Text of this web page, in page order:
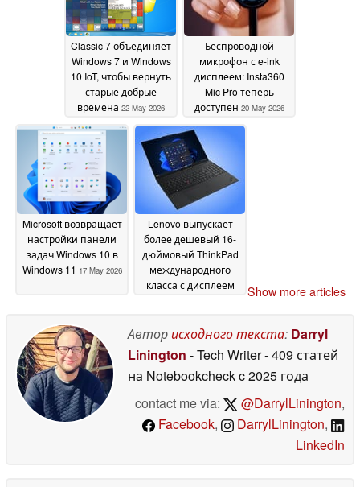
Classic 7 объединяет
Windows 7 и Windows
10 IoT, чтобы вернуть
старые добрые
времена 22 May 2026
Беспроводной
микрофон с e-ink
дисплеем: Insta360
Mic Pro теперь
доступен 20 May 2026
Microsoft возвращает
настройки панели
задач Windows 10 в
Windows 11 17 May 2026
Lenovo выпускает
более дешевый 16-
дюймовый ThinkPad
международного
класса с дисплеем
Show more articles
Авторисходного текста: Darryl
Linington - Tech Writer- 409 статей
на Notebookcheckc 2025 года
contact me via:
@DarrylLinington,
Facebook, DarrylLinington,
LinkedIn